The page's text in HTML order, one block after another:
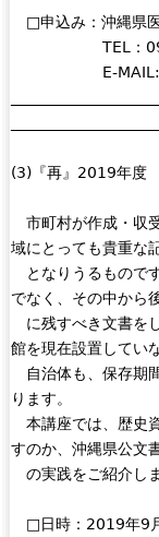
□申込み：沖縄県
TEL：098-
E-MAIL:
(3)『再』2019年
市町村が作成・収
域にとっても貴重な
となりうるもので
でなく、その中から
に残すべき文書を
館を現在設置してい
自治体も、保存期
ります。
本講座では、歴史
すのか、沖縄県公文
の実践をご紹介しま
□日時：2019年9